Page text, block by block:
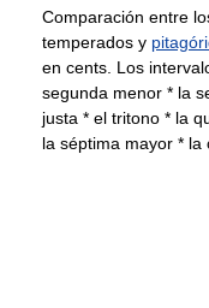
Comparación entre
temperados y
en cents. Los
segunda menor * la
justa * el tritono * la
la séptima mayor * la